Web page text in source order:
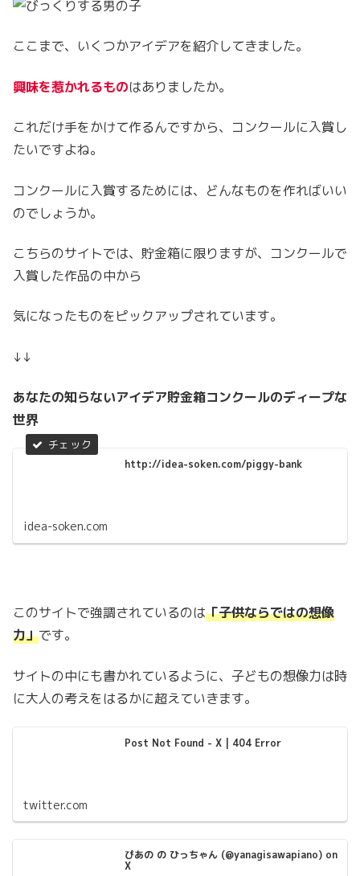
ここまで、いくつかアイデアを紹介してきました。
興味を惹かれるものはありましたか。
これだけ手をかけて作るんですから、コンクールに入賞し
たいですよね。
コンクールに入賞するためには、どんなものを作ればいい
のでしょうか。
こちらのサイトでは、貯金箱に限りますが、コンクールで
入賞した作品の中から
気になったものをピックアップされています。
↓↓
あなたの知らないアイデア貯金箱コンクールのディープな
世界
http://idea-soken.com/piggy-bank
idea-soken.com
このサイトで強調されているのは「子供ならではの想像
力」です。
サイトの中にも書かれているように、子どもの想像力は時
に大人の考えをはるかに超えていきます。
Post Not Found - X | 404 Error
twitter.com
ぴあの の ひっちゃん (@yanagisawapiano) on
X